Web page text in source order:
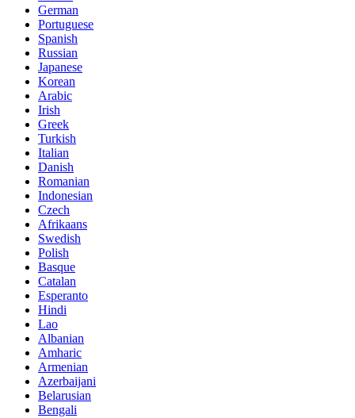
German
Portuguese
Spanish
Russian
Japanese
Korean
Arabic
Irish
Greek
Turkish
Italian
Danish
Romanian
Indonesian
Czech
Afrikaans
Swedish
Polish
Basque
Catalan
Esperanto
Hindi
Lao
Albanian
Amharic
Armenian
Azerbaijani
Belarusian
Bengali